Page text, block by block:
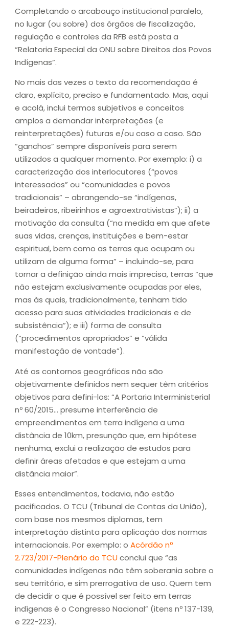
Completando o arcabouço institucional paralelo,
no lugar (ou sobre) dos órgãos de fiscalização,
regulação e controles da RFB está posta a
“Relatoria Especial da ONU sobre Direitos dos Povos
Indígenas”.
No mais das vezes o texto da recomendação é
claro, explícito, preciso e fundamentado. Mas, aqui
e acolá, inclui termos subjetivos e conceitos
amplos a demandar interpretações (e
reinterpretações) futuras e/ou caso a caso. São
“ganchos” sempre disponíveis para serem
utilizados a qualquer momento. Por exemplo: i) a
caracterização dos interlocutores (“povos
interessados” ou “comunidades e povos
tradicionais” – abrangendo-se “indígenas,
beiradeiros, ribeirinhos e agroextrativistas”); ii) a
motivação da consulta (“na medida em que afete
suas vidas, crenças, instituições e bem-estar
espiritual, bem como as terras que ocupam ou
utilizam de alguma forma” – incluindo-se, para
tornar a definição ainda mais imprecisa, terras “que
não estejam exclusivamente ocupadas por eles,
mas às quais, tradicionalmente, tenham tido
acesso para suas atividades tradicionais e de
subsistência”); e iii) forma de consulta
(“procedimentos apropriados” e “válida
manifestação de vontade”).
Até os contornos geográficos não são
objetivamente definidos nem sequer têm critérios
objetivos para defini-los: “A Portaria Interministerial
nº 60/2015… presume interferência de
empreendimentos em terra indígena a uma
distância de 10km, presunção que, em hipótese
nenhuma, exclui a realização de estudos para
definir áreas afetadas e que estejam a uma
distância maior”.
Esses entendimentos, todavia, não estão
pacificados. O TCU (Tribunal de Contas da União),
com base nos mesmos diplomas, tem
interpretação distinta para aplicação das normas
internacionais. Por exemplo: o Acórdão nº
2.723/2017-Plenário do TCUconclui que “as
comunidades indígenas não têm soberania sobre o
seu território, e sim prerrogativa de uso. Quem tem
de decidir o que é possível ser feito em terras
indígenas é o Congresso Nacional” (itens nº 137-139,
e 222-223).